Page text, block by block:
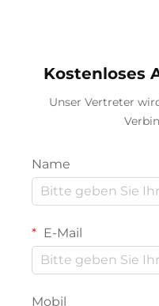
Kostenloses
Unser Vertreter
Name
E-Mail
Mobil